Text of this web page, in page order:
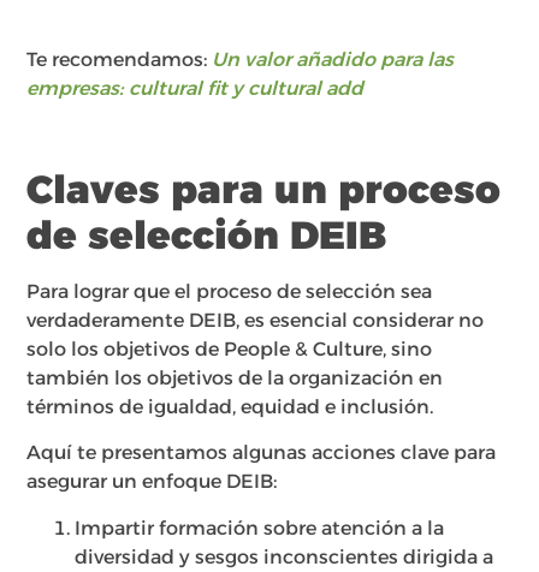
Te recomendamos: Un valor añadido para las
empresas: cultural fit y cultural add
Claves para un proceso
de selección DEIB
Para lograr que el proceso de selección sea
verdaderamente DEIB, es esencial considerar no
solo los objetivos de People & Culture, sino
también los objetivos de la organización en
términos de igualdad, equidad e inclusión.
Aquí te presentamos algunas acciones clave para
asegurar un enfoque DEIB:
Impartir formación sobre atención a la
diversidad y sesgos inconscientes dirigida a